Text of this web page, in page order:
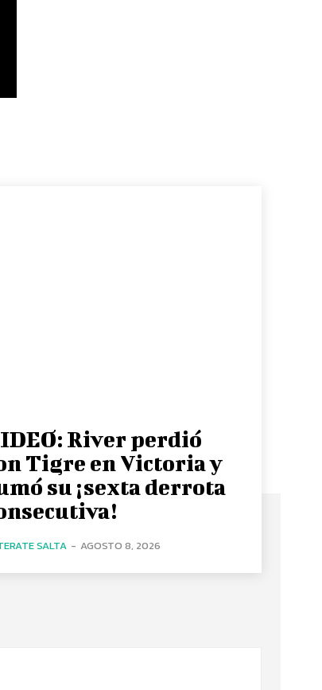
River perdió
Tigre en Victoria y
su ¡sexta derrota
SALTA - AGOSTO 8, 2026